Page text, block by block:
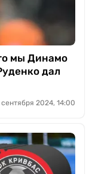
мы Динамо
дал
сентября 2024, 14:00